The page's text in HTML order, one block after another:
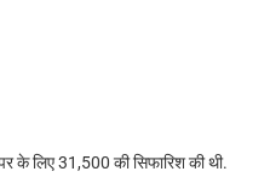
लिए 31,500 की सिफारिश की थी.